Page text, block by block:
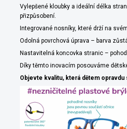
Vylepšené kloubky a ideální délka
přizpůsobení.
Integrované nosníky, které drží na
Odolná povrchová úprava – barva
Nastavitelná koncovka stranic –
Díky těmto inovacím posouváme
Objevte kvalitu, která dětem opravdu